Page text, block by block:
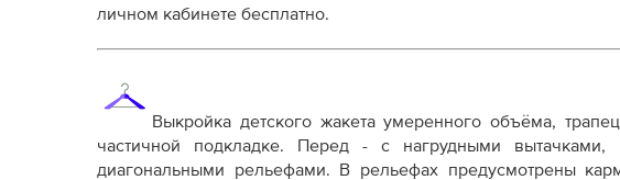
Дополнительные файлы:
Терминология машинных работ
Терминология ВТО
Дополнение к технологии пошива
Как распечатывать выкройки
личном кабинете бесплатно.
Выкройка детского жакета умеренного объёма,
частичной подкладке. Перед - с нагрудными
диагональными рельефами. В рельефах предусмотрены